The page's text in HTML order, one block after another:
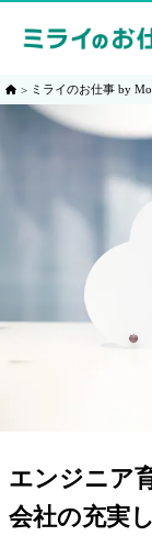
ミライのお仕事 by
エンジニア
会社の充実